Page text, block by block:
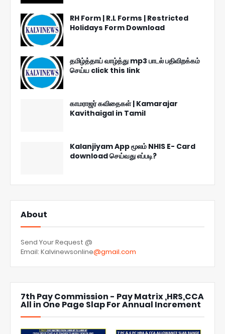
RH Form | R.L Forms | Restricted
Holidays Form Download
தமிழ்த்தாய் வாழ்த்து mp3 பாடல் பதிவிறக்கம்
செய்ய click this link
காமராஜர் கவிதைகள் | Kamarajar
Kavithaigal in Tamil
Kalanjiyam App மூலம் NHIS E- Card
download செய்வது எப்படி?
About
Send Your Request @
Email: Kalvinewsonline@gmail.com
7th Pay Commission - Pay Matrix ,HRS,CCA
All in One Page Slap For Annual Increment